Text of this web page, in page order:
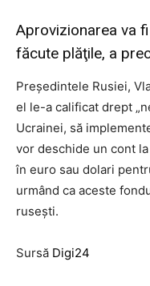
Aprovizionarea va
făcute plăţile, a
Preşedintele Rusiei,
el le-a calificat drept
Ucrainei, să
vor deschide un cont
în euro sau dolari
urmând ca aceste
ruseşti.
Sursă Digi24